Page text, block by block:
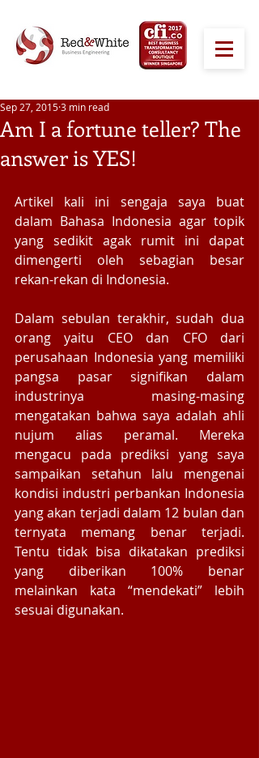
Am I a fortune teller? The
answer is YES!
Sep 27, 20153 min read
Artikel kali ini sengaja saya buat
dalam Bahasa Indonesia agar topik
yang sedikit agak rumit ini dapat
dimengerti oleh sebagian besar
rekan-rekan di Indonesia.
Dalam sebulan terakhir, sudah dua
orang yaitu CEO dan CFO dari
perusahaan Indonesia yang memiliki
pangsa pasar signifikan dalam
industrinya masing-masing
mengatakan bahwa saya adalah ahli
nujum alias peramal. Mereka
mengacu pada prediksi yang saya
sampaikan setahun lalu mengenai
kondisi industri perbankan Indonesia
yang akan terjadi dalam 12 bulan dan
ternyata memang benar terjadi.
Tentu tidak bisa dikatakan prediksi
yang diberikan 100% benar
melainkan kata “mendekati” lebih
sesuai digunakan.